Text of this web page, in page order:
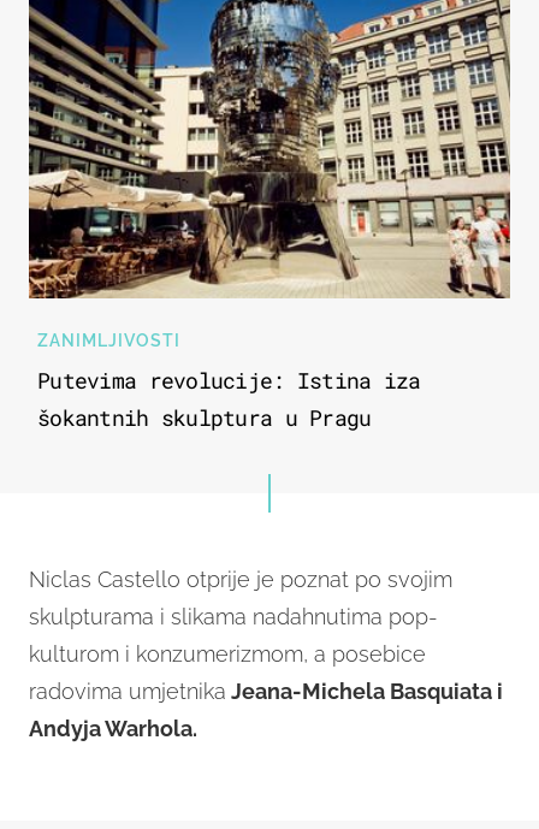
ZANIMLJIVOSTI
Putevima revolucije: Istina iza
šokantnih skulptura u Pragu
Niclas Castello otprije je poznat po svojim
skulpturama i slikama nadahnutima pop-
kulturom i konzumerizmom, a posebice
radovima umjetnika Jeana-Michela Basquiata i
Andyja Warhola.